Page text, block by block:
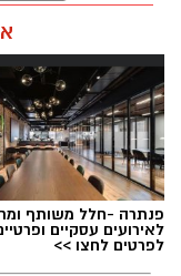
בין המוצרים
הבריאות, ולכן
HAIR
Treatment
Shampoo
תגים:הטרדה
לציון
פנתרה -חלל משותף
לאירועים עסקיים
לפרטים לחצו >>